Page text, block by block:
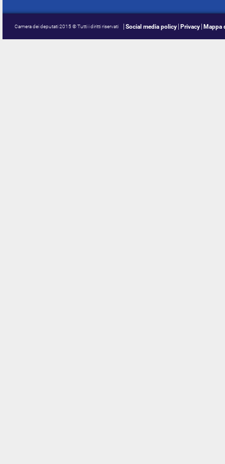
Camera dei deputati 2015 © Tutti i diritti riservati Social media policy Privacy Mappa